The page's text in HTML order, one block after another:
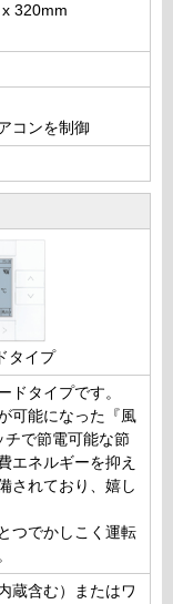
320mm
コンを制御
タイプ
ドタイプです。
可能になった『風
チで節電可能な節
エネルギーを抑え
されており、嬉し
つでかしこく運転
蔵含む）またはワ